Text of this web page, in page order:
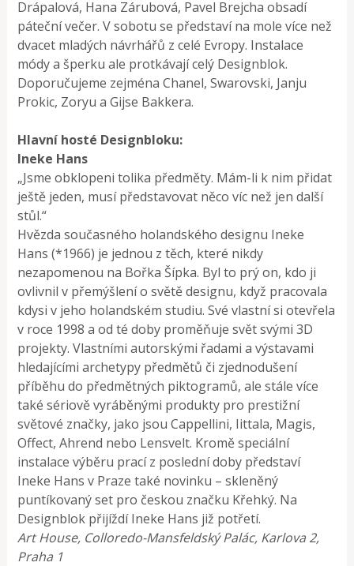
Drápalová, Hana Zárubová, Pavel Brejcha obsadí
páteční večer. V sobotu se představí na mole více než
dvacet mladých návrhářů z celé Evropy. Instalace
módy a šperku ale protkávají celý Designblok.
Doporučujeme zejména Chanel, Swarovski, Janju
Prokic, Zoryu a Gijse Bakkera.
Hlavní hosté Designbloku:
Ineke Hans
„Jsme obklopeni tolika předměty. Mám-li k nim přidat
ještě jeden, musí představovat něco víc než jen další
stůl.“
Hvězda současného holandského designu Ineke
Hans (*1966) je jednou z těch, které nikdy
nezapomenou na Bořka Šípka. Byl to prý on, kdo ji
ovlivnil v přemýšlení o světě designu, když pracovala
kdysi v jeho holandském studiu. Své vlastní si otevřela
v roce 1998 a od té doby proměňuje svět svými 3D
projekty. Vlastními autorskými řadami a výstavami
hledajícími archetypy předmětů či zjednodušení
příběhu do předmětných piktogramů, ale stále více
také sériově vyráběnými produkty pro prestižní
světové značky, jako jsou Cappellini, Iittala, Magis,
Offect, Ahrend nebo Lensvelt. Kromě speciální
instalace výběru prací z poslední doby představí
Ineke Hans v Praze také novinku – skleněný
puntíkovaný set pro českou značku Křehký. Na
Designblok přijíždí Ineke Hans již potřetí.
Art House, Colloredo-Mansfeldský Palác, Karlova 2,
Praha 1